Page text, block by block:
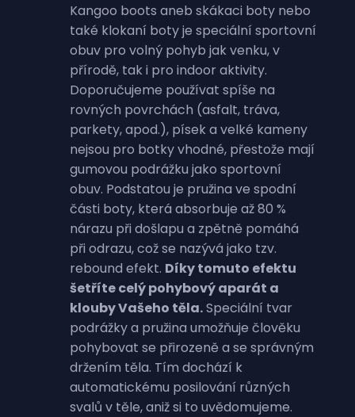
Kangoo boots aneb skákaci boty nebo
také klokaní boty je speciální sportovní
obuv pro volný pohyb jak venku, v
přírodě, tak i pro indoor aktivity.
Doporučujeme používat spíše na
rovných povrchách (asfalt, tráva,
parkety, apod.), písek a velké kameny
nejsou pro botky vhodné, přestože mají
gumovou podrážku jako sportovní
obuv. Podstatou je pružina ve spodní
části boty, která absorbuje až 80 %
nárazu při došlapu a zpětně pomáhá
při odrazu, což se nazývá jako tzv.
rebound efekt. Díky tomuto efektu
šetříte celý pohybový aparát a
klouby Vašeho těla.Speciální tvar
podrážky a pružina umožňuje člověku
pohybovat se přirozeně a se správným
držením těla. Tím dochází k
automatickému posilování různých
svalů v těle, aniž si to uvědomujeme.